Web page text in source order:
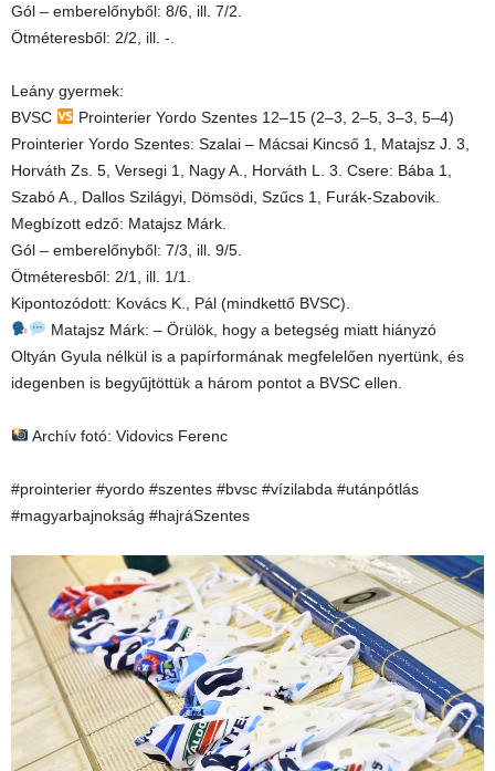
Gól – emberelőnyből: 8/6, ill. 7/2.
Ötméteresből: 2/2, ill. -.
Leány gyermek:
BVSC
Prointerier Yordo Szentes 12–15 (2–3, 2–5, 3–3, 5–4)
Prointerier Yordo Szentes: Szalai – Mácsai Kincső 1, Matajsz J. 3,
Horváth Zs. 5, Versegi 1, Nagy A., Horváth L. 3. Csere: Bába 1,
Szabó A., Dallos Szilágyi, Dömsödi, Szűcs 1, Furák-Szabovik.
Megbízott edző: Matajsz Márk.
Gól – emberelőnyből: 7/3, ill. 9/5.
Ötméteresből: 2/1, ill. 1/1.
Kipontozódott: Kovács K., Pál (mindkettő BVSC).
Matajsz Márk: – Örülök, hogy a betegség miatt hiányzó
Oltyán Gyula nélkül is a papírformának megfelelően nyertünk, és
idegenben is begyűjtöttük a három pontot a BVSC ellen.
Archív fotó: Vidovics Ferenc
#prointerier #yordo #szentes #bvsc #vízilabda #utánpótlás
#magyarbajnokság #hajráSzentes